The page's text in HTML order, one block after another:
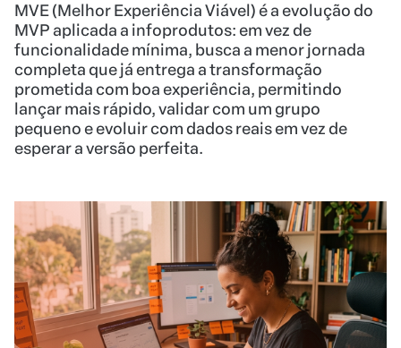
MVE (Melhor Experiência Viável) é a evolução do
MVP aplicada a infoprodutos: em vez de
funcionalidade mínima, busca a menor jornada
completa que já entrega a transformação
prometida com boa experiência, permitindo
lançar mais rápido, validar com um grupo
pequeno e evoluir com dados reais em vez de
esperar a versão perfeita.